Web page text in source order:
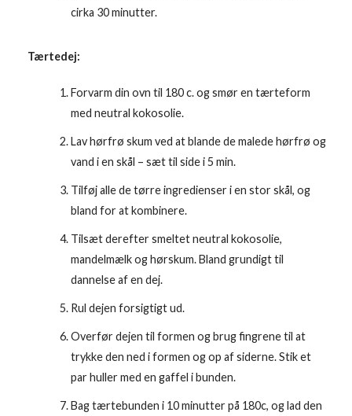
cirka 30 minutter.
Tærtedej:
Forvarm din ovn til 180 c. og smør en tærteform
med neutral kokosolie.
Lav hørfrø skum ved at blande de malede hørfrø og
vand i en skål – sæt til side i 5 min.
Tilføj alle de tørre ingredienser i en stor skål, og
bland for at kombinere.
Tilsæt derefter smeltet neutral kokosolie,
mandelmælk og hørskum. Bland grundigt til
dannelse af en dej.
Rul dejen forsigtigt ud.
Overfør dejen til formen og brug fingrene til at
trykke den ned i formen og op af siderne. Stik et
par huller med en gaffel i bunden.
Bag tærtebunden i 10 minutter på 180c, og lad den